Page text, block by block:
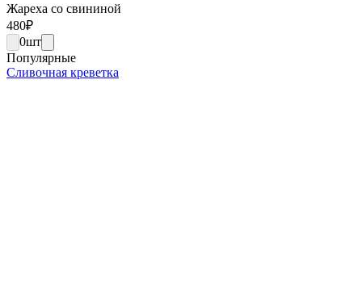
Жареха со свининой
480₽
0шт
Популярные
Сливочная креветка